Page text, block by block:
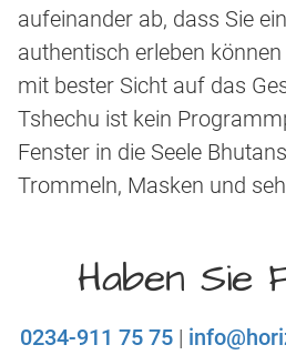
aufeinander ab, dass Sie
authentisch erleben
mit bester Sicht auf das
Tshechu ist kein
Fenster in die Seele
Trommeln, Masken und
Haben Sie
0234-911 75 75 |